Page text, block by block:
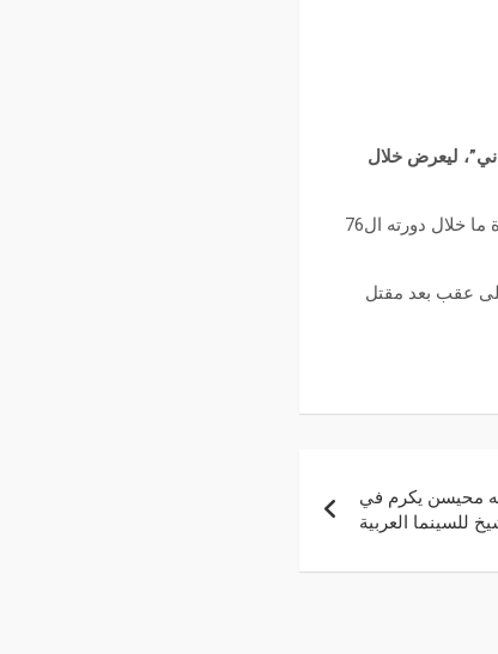
ليعرض خلال
ويذكر أن “وداعا جوليا” هو أول عمل سينمائي سوداني يعرض في مهرجان كان السينمائي ضمن مسابقة نظرة ما خلال دورته ال76
على عقب بعد مقتل
محيسن يكرم في
للسينما العربية